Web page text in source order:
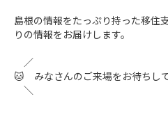
島根の情報をたっぷり持った移住
りの情報をお届けします。
／
🐱　みなさんのご来場をお待ちし
＼